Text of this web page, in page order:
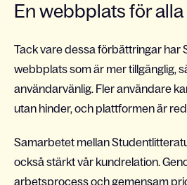
En webbplats för alla
Tack vare dessa förbättringar har
webbplats som är mer tillgänglig,
användarvänlig. Fler användare
utan hinder, och plattformen är
Samarbetet mellan
också stärkt vår kundrelation.
arbetsprocess och gemensam